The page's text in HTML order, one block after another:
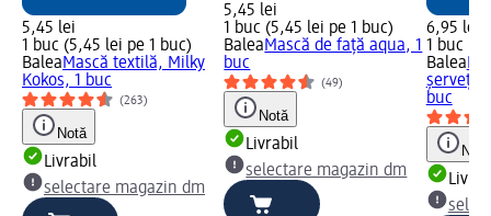
5,45 lei
1 buc (5,45 lei pe 1 buc)
BaleaMască textilă, Milky
Kokos, 1 buc
(263)
Notă
Livrabil
selectare magazin dm
5,45 lei
1 buc (5,45 lei pe 1 buc)
BaleaMască de față aqua, 1
buc
(49)
Notă
Livrabil
selectare magazin dm
6,95 lei
1 buc
Balea
șervețel
buc
Notă